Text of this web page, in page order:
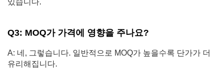
Q3: MOQ가 가격에 영향을 주나요?
A: 네, 그렇습니다. 일반적으로 MOQ가 높을수록 단가가 더
유리해집니다.